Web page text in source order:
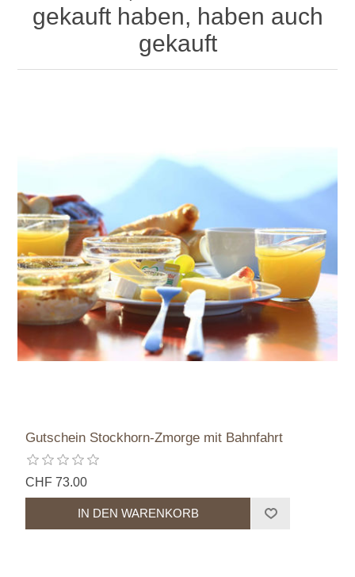
gekauft haben, haben auch
gekauft
Gutschein Stockhorn-Zmorge mit Bahnfahrt
CHF 73.00